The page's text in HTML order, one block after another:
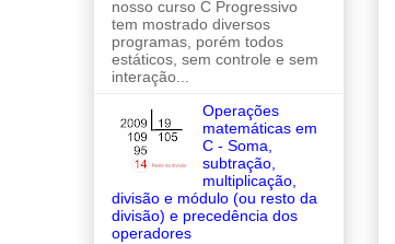
nosso curso C Progressivo
tem mostrado diversos
programas, porém todos
estáticos, sem controle e sem
interação...
Operações
matemáticas em
C - Soma,
subtração,
multiplicação,
divisão e módulo (ou resto da
divisão) e precedência dos
operadores